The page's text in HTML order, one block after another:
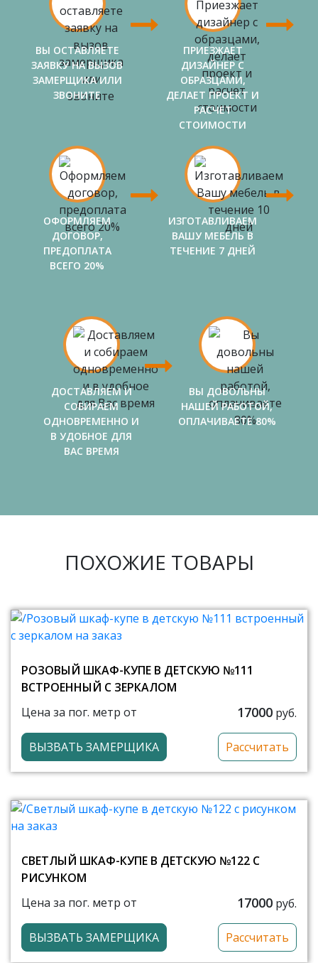
ВЫ ОСТАВЛЯЕТЕ
ЗАЯВКУ НА ВЫЗОВ
ЗАМЕРЩИКА ИЛИ
ЗВОНИТЕ
ПРИЕЗЖАЕТ
ДИЗАЙНЕР С
ОБРАЗЦАМИ,
ДЕЛАЕТ ПРОЕКТ И
РАСЧЕТ
СТОИМОСТИ
ОФОРМЛЯЕМ
ДОГОВОР,
ПРЕДОПЛАТА
ВСЕГО 20%
ИЗГОТАВЛИВАЕМ
ВАШУ МЕБЕЛЬ В
ТЕЧЕНИЕ 7 ДНЕЙ
ДОСТАВЛЯЕМ И
СОБИРАЕМ
ОДНОВРЕМЕННО И
В УДОБНОЕ ДЛЯ
ВАС ВРЕМЯ
ВЫ ДОВОЛЬНЫ
НАШЕЙ РАБОТОЙ,
ОПЛАЧИВАЕТЕ 80%
ПОХОЖИЕ ТОВАРЫ
РОЗОВЫЙ ШКАФ-КУПЕ В ДЕТСКУЮ №111
ВСТРОЕННЫЙ С ЗЕРКАЛОМ
Цена за пог. метр от
17000 руб.
ВЫЗВАТЬ ЗАМЕРЩИКА Рассчитать
СВЕТЛЫЙ ШКАФ-КУПЕ В ДЕТСКУЮ №122 С
РИСУНКОМ
Цена за пог. метр от
17000 руб.
ВЫЗВАТЬ ЗАМЕРЩИКА Рассчитать